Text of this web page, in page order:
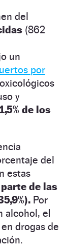
del
(862
un
por
y
de los
del
estas
de las
Por
alcohol, el
drogas de